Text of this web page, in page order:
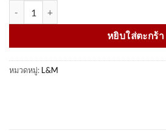
หยิบใส่ตะกร้า
หมวดหมู่: L&M